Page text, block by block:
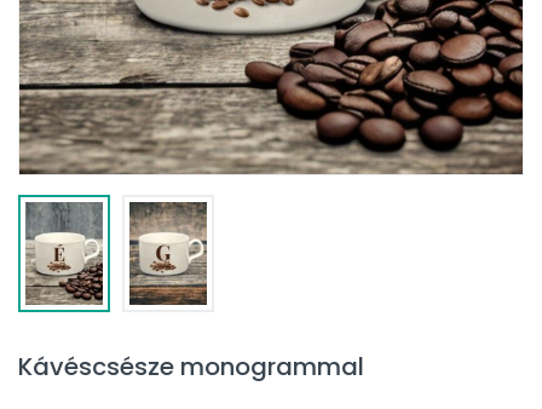
Kávéscsésze monogrammal
FIÓK LÉTREHOZÁSA